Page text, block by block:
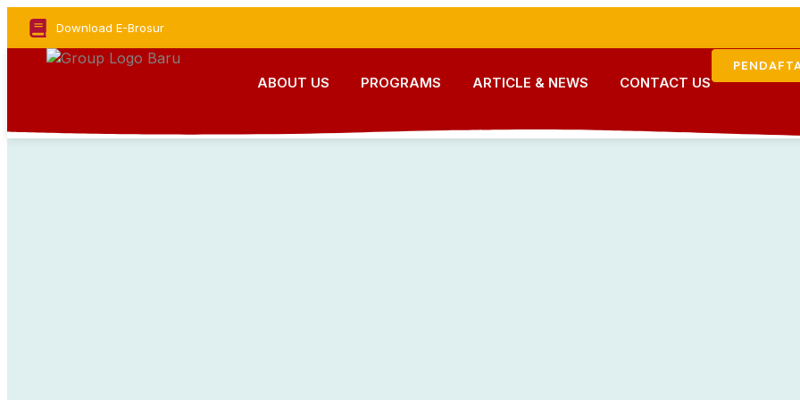
Download E-Brosur
ABOUT US PROGRAMS ARTICLE & NEWS CONTACT US